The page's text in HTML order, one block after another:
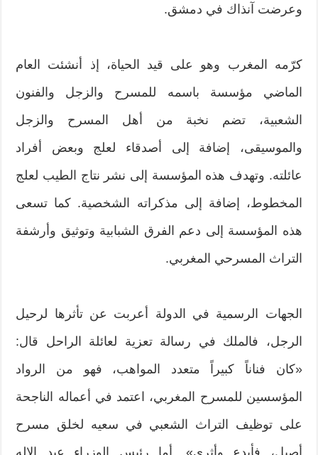
وعرضت آنذاك في دمشق.
كرّمه المغرب وهو على قيد الحياة، إذ أنشئت العام
الماضي مؤسسة باسمه للمسرح والزجل والفنون
الشعبية، تضم نخبة من أهل المسرح والزجل
والموسيقى، إضافة إلى أصدقاء لعلج وبعض أفراد
عائلته. وتهدف هذه المؤسسة إلى نشر نتاج الطيب لعلج
المخطوط، إضافة إلى مذكراته الشخصية. كما تسعى
هذه المؤسسة إلى دعم الفرق الشبابية وتوثيق وأرشفة
التراث المسرحي المغربي.
الجهات الرسمية في الدولة أعربت عن تأثرها لرحيل
الرجل، فالملك في رسالة تعزية لعائلة الراحل قال:
«كان فناناً كبيراً متعدد المواهب، فهو من الرواد
المؤسسين للمسرح المغربي، اعتمد في أعماله الناجحة
على توظيف التراث الشعبي في سعيه لخلق مسرح
أصيل، فأبدع وأثرى». أما رئيس الوزراء عبد الإله